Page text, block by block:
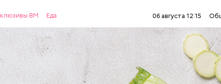
ВМ Еда 06 августа 12:15
ОВОЩИ РЕЦЕПТЫ